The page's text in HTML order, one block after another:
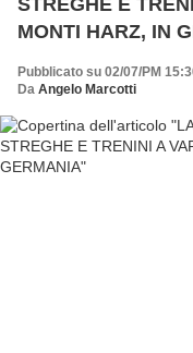
STREGHE E
MONTI HARZ, IN
Pubblicato su 02/07/PM
Da Angelo Marcotti